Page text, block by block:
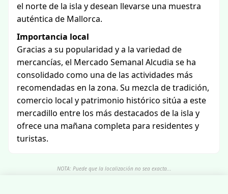
el norte de la isla y desean llevarse una muestra
auténtica de Mallorca.
Importancia local
Gracias a su popularidad y a la variedad de
mercancías, el Mercado Semanal Alcudia se ha
consolidado como una de las actividades más
recomendadas en la zona. Su mezcla de tradición,
comercio local y patrimonio histórico sitúa a este
mercadillo entre los más destacados de la isla y
ofrece una mañana completa para residentes y
turistas.
NOTA: Puede que la localización no sea exacta...